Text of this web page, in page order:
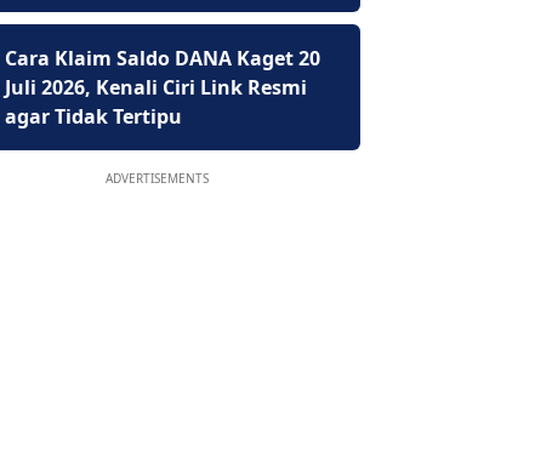
Cara Klaim Saldo DANA Kaget 20
Juli 2026, Kenali Ciri Link Resmi
agar Tidak Tertipu
ADVERTISEMENTS